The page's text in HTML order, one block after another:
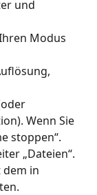
und
Modus
Wenn Sie
stoppen“.
„Dateien“.
dem in